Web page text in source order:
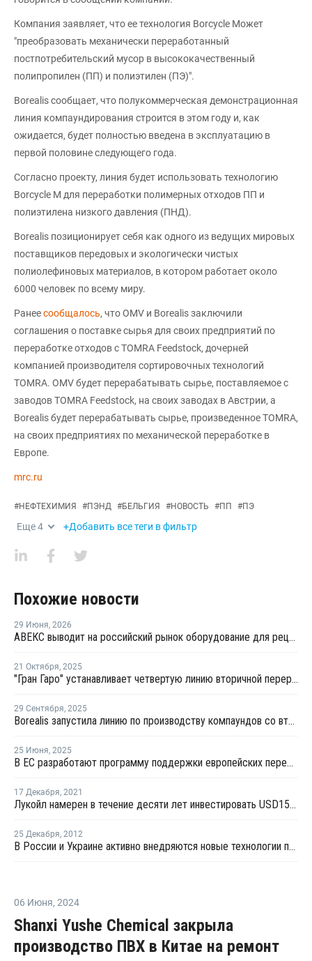
Компания заявляет, что ее технология Borcycle Mожет
"преобразовать механически переработанный
постпотребительский мусор в высококачественный
полипропилен (ПП) и полиэтилен (ПЭ)".
Borealis сообщает, что полукоммерческая демонстрационная
линия компаундирования строится в этом году и, как
ожидается, будет полностью введена в эксплуатацию в
первой половине следующего года.
Согласно проекту, линия будет использовать технологию
Borcycle M для переработки полимерных отходов ПП и
полиэтилена низкого давления (ПНД).
Borealis позиционирует себя как одного из ведущих мировых
поставщиков передовых и экологически чистых
полиолефиновых материалов, в котором работает около
6000 человек по всему миру.
Ранеесообщалось, что OMV и Borealis заключили
соглашения о поставке сырья для своих предприятий по
переработке отходов с TOMRA Feedstock, дочерней
компанией производителя сортировочных технологий
TOMRA. ОMV будет перерабатывать сырье, поставляемое с
заводов TOMRA Feedstock, на своих заводах в Австрии, а
Borealis будет перерабатывать сырье, произведенное TOMRA,
на своих предприятиях по механической переработке в
Европе.
mrc.ru
#НЕФТЕХИМИЯ #ПЭНД #БЕЛЬГИЯ #НОВОСТЬ #ПП #ПЭ
Еще4 +Добавить все теги в фильтр
Похожие новости
29 Июня, 2026
АВЕКС выводит на российский рынок оборудование для рециклинга Avian Machinery
21 Октября, 2025
"Гран Гаро" устанавливает четвертую линию вторичной переработки в Малоярославце
29 Сентября, 2025
Borealis запустила линию по производству компаундов со вторичными полимерами
25 Июня, 2025
В ЕС разработают программу поддержки европейских переработчиков пластмасс
17 Декабря, 2021
Лукойл намерен в течение десяти лет инвестировать USD15 млрд в возобновляемые источники энергии
25 Декабря, 2012
В России и Украине активно внедряются новые технологии по переработке ПЭТ отходов
06 Июня, 2024
Shanxi Yushe Chemical закрыла
производство ПВХ в Китае на ремонт